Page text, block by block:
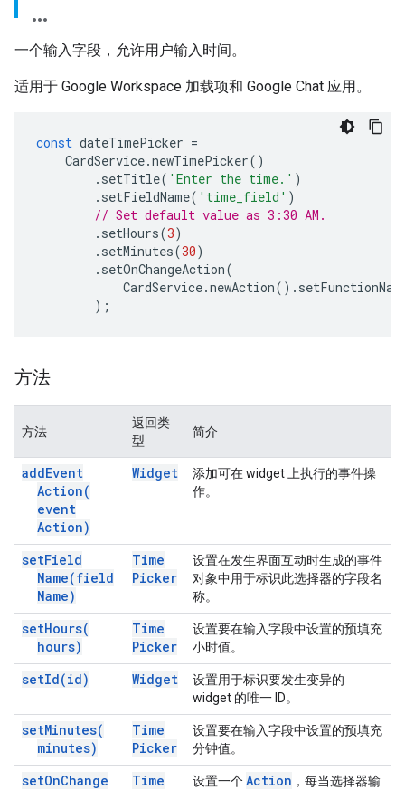
一个输入字段，允许用户输入时间。
适用于 Google Workspace 加载项和 Google Chat 应用。
const dateTimePicker =
CardService.newTimePicker()
. setTitle( 'Enter the time.' )
. setFieldName( 'time_field' )
// Set default value as 3:30 AM.
. setHours(3)
. setMinutes(30)
. setOnChangeAction(
CardService.newAction().
);
方法
方法
返回类
型
简介
addEvent
Action(
event
Action)
Widget
添加可在 widget 上执行的事件操
作。
setField
Name(field
Name)
Time
Picker
设置在发生界面互动时生成的事件
对象中用于标识此选择器的字段名
称。
setHours(
hours)
Time
Picker
设置要在输入字段中设置的预填充
小时值。
setId(id) Widget
设置用于标识要发生变异的
widget 的唯一 ID。
setMinutes(
minutes)
Time
Picker
设置要在输入字段中设置的预填充
分钟值。
setOnChange
Time
设置一个Action ，每当选择器输